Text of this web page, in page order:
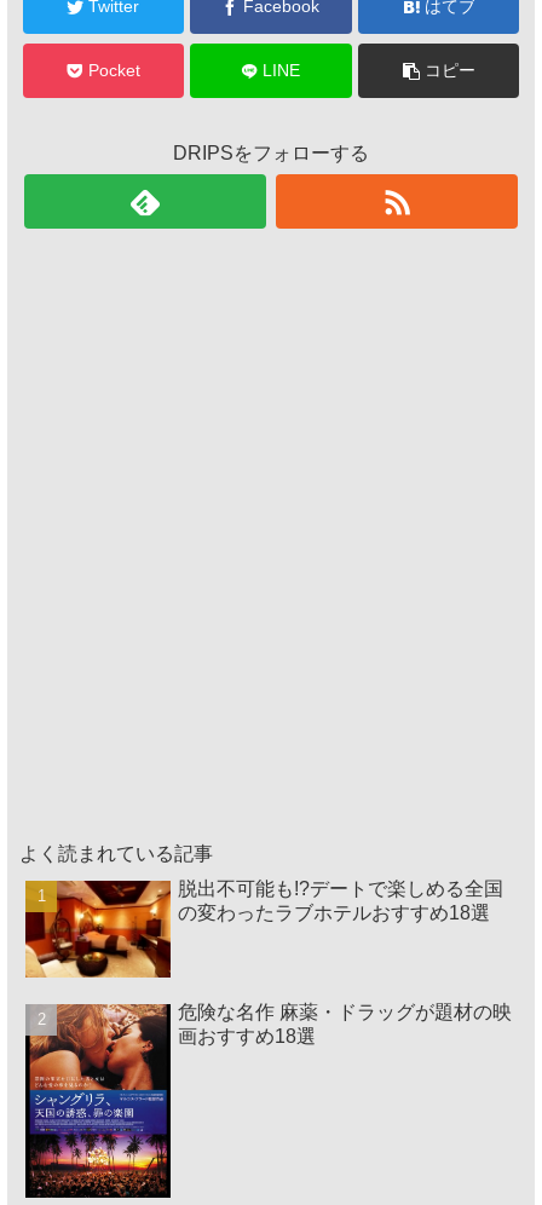
Twitter Facebook はてブ
Pocket LINE コピー
DRIPSをフォローする
よく読まれている記事
脱出不可能も!?デートで楽しめる全国
の変わったラブホテルおすすめ18選
危険な名作 麻薬・ドラッグが題材の映
画おすすめ18選